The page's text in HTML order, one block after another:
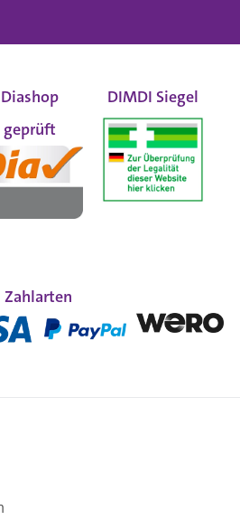
Diashop
geprüft
DIMDI Siegel
Zahlarten